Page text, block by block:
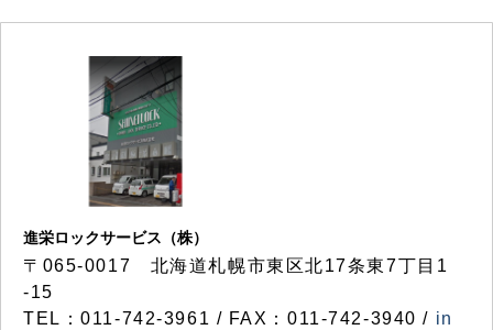
進栄ロックサービス（株）
〒065-0017 北海道札幌市東区北17条東7丁目1
-15
TEL：011-742-3961 / FAX：011-742-3940 / in